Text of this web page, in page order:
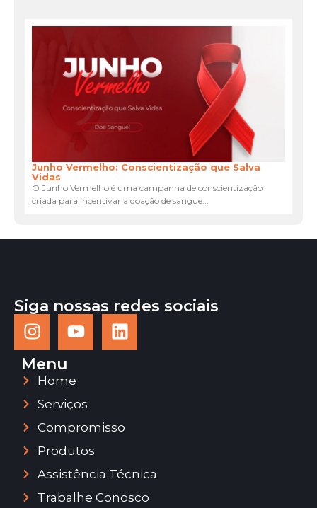
Junho Vermelho: Conscientização que Salva
Vidas
O Junho Vermelho é uma campanha de conscientização
criada para incentivar a doação de sangue...
Siga nossas redes sociais
Menu
Home
Serviços
Compromisso
Produtos
Assistência Técnica
Trabalhe Conosco